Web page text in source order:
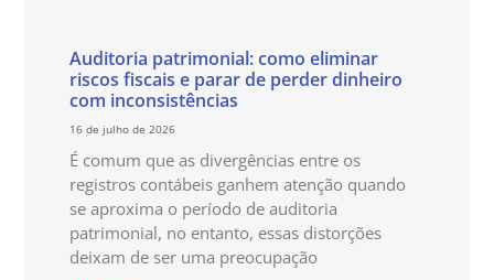
Auditoria patrimonial: como eliminar
riscos fiscais e parar de perder dinheiro
com inconsistências
16 de julho de 2026
É comum que as divergências entre os
registros contábeis ganhem atenção quando
se aproxima o período de auditoria
patrimonial, no entanto, essas distorções
deixam de ser uma preocupação